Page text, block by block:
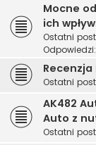
Mocne
ich
Ostatni
Odpowiedzi:
Ostatni
AK482
Auto z
Ostatni